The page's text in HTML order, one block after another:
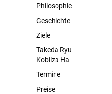
Philosophie
Geschichte
Ziele
Takeda Ryu
Kobilza Ha
Termine
Preise